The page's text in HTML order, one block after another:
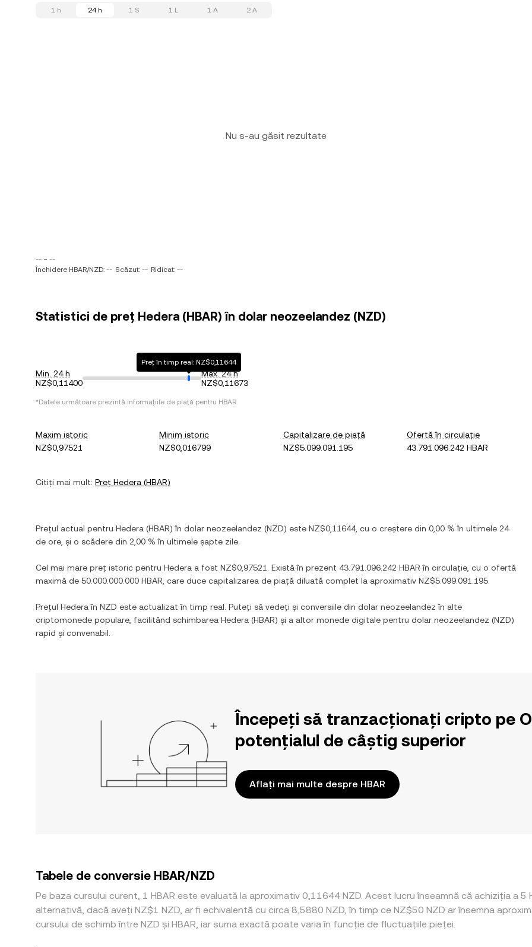
1 h 24 h 1 S 1 L 1 A 2 A
Nu s-au găsit rezultate
-- ~ --
Închidere HBAR/NZD: -- Scăzut: -- Ridicat: --
Statistici de preț Hedera (HBAR) în dolar neozeelandez (NZD)
Min. 24 h
NZ$0,11400
Preț în timp real: NZ$0,11644
Max. 24 h
NZ$0,11673
*Datele următoare prezintă informațiile de piață pentru HBAR.
Maxim istoric
NZ$0,97521
Minim istoric
NZ$0,016799
Capitalizare de piață
NZ$5.099.091.195
Ofertă în circulație
43.791.096.242 HBAR
Citiți mai mult: Preț Hedera (HBAR)
Prețul actual pentru Hedera (HBAR) în dolar neozeelandez (NZD) este NZ$0,11644, cu o creștere din 0,00 % în ultimele 24
de ore, și o scădere din 2,00 % în ultimele șapte zile.
Cel mai mare preț istoric pentru Hedera a fost NZ$0,97521 . Există în prezent 43.791.096.242 HBAR în circulație, cu o ofertă
maximă de 50.000.000.000 HBAR , care duce capitalizarea de piață diluată complet la aproximativ NZ$5.099.091.195
Prețul Hedera în NZD este actualizat în timp real. Puteți să vedeți și conversiile din dolar neozeelandez în alte
criptomonede populare, facilitând schimbarea Hedera (HBAR) și a altor monede digitale pentru dolar neozeelandez (NZD)
rapid și convenabil.
Începeți să tranzacționați cripto pe
potențialul de câștig superior
Aflați mai multe despre HBAR
Tabele de conversie HBAR/NZD
Pe baza cursului curent, 1 HBAR este evaluată la aproximativ 0,11644 NZD. Acest lucru înseamnă că achiziția a 5
alternativă, dacă aveți NZ$1 NZD, ar fi echivalentă cu circa 8,5880 NZD, în timp ce NZ$50 NZD ar însemna
cursului de schimb între NZD și HBAR, iar suma exactă poate varia în funcție de fluctuațiile pieței.